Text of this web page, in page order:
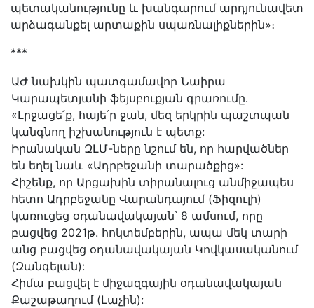
պետականությունը և խանգարում արդյունավետ
արձագանքել արտաքին սպառնալիքներին»։
***
ԱԺ նախկին պատգամավոր Նաիրա
Կարապետյանի ֆեյսբուքյան գրառումը․
«Լրջացե՛ք, հայե՛ր ջան, մեզ երկրին պաշտպան
կանգնող իշխանություն է պետք:
Իրանական ԶԼՄ-ները նշում են, որ հարվածներ
են եղել նաև «Ադրբեջանի տարածքից»:
Հիշենք, որ Արցախին տիրանալուց անմիջապես
հետո Ադրբեջանը Վարանդայում (Ֆիզուլի)
կառուցեց օդանավակայան՝ 8 ամսում, որը
բացվեց 2021թ. հոկտեմբերին, ապա մեկ տարի
անց բացվեց օդանավակայան Կովկասականում
(Զանգելան):
Հիմա բացվել է միջազգային օդանավակայան
Քաշաթաղում (Լաչին):